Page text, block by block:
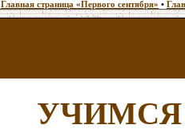
Главная страница «Первого сентября» •
УЧИМСЯ